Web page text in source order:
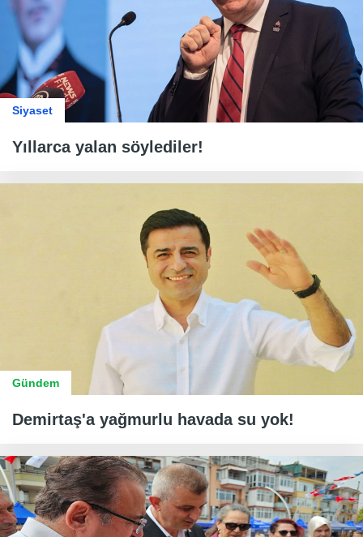
Siyaset
Yıllarca yalan söylediler!
Gündem
Demirtaş'a yağmurlu havada su yok!